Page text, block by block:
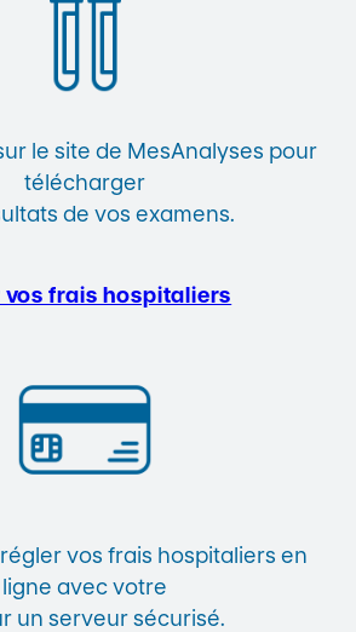
le site de MesAnalyses pour
télécharger
de vos examens.
vos frais hospitaliers
vos frais hospitaliers en
ligne avec votre
un serveur sécurisé.